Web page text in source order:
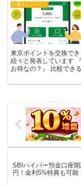
お得キャンペーン
東京ポイントを交換で
続々と発表しています
お得なの？』 比較でき
SBIハイパー預金口座
円！金利5%特典も可能